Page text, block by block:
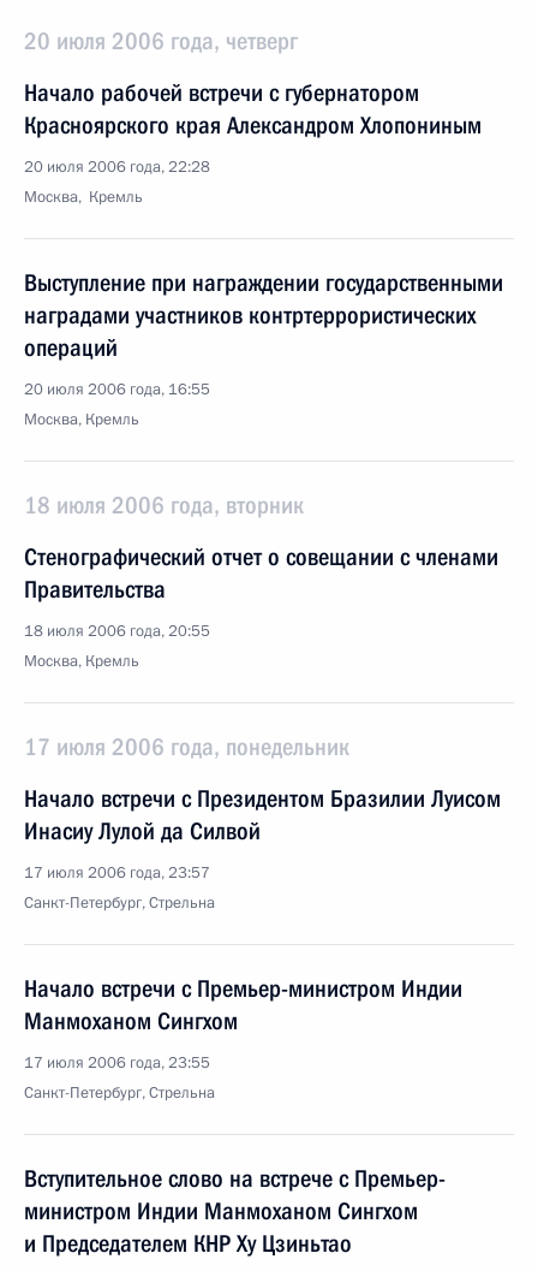
20 июля 2006 года, четверг
Начало рабочей встречи с губернатором
Красноярского края Александром Хлопониным
20 июля 2006 года, 22:28
Москва, Кремль
Выступление при награждении государственными
наградами участников контртеррористических
операций
20 июля 2006 года, 16:55
Москва, Кремль
18 июля 2006 года, вторник
Стенографический отчет о совещании с членами
Правительства
18 июля 2006 года, 20:55
Москва, Кремль
17 июля 2006 года, понедельник
Начало встречи с Президентом Бразилии Луисом
Инасиу Лулой да Силвой
17 июля 2006 года, 23:57
Санкт-Петербург, Стрельна
Начало встречи с Премьер-министром Индии
Манмоханом Сингхом
17 июля 2006 года, 23:55
Санкт-Петербург, Стрельна
Вступительное слово на встрече с Премьер-
министром Индии Манмоханом Сингхом
и Председателем КНР Ху Цзиньтао